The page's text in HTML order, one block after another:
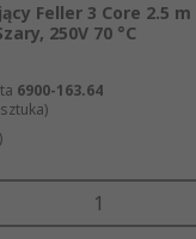
Feller 3 Core 2.5
250V 70 °C
6900-163.64